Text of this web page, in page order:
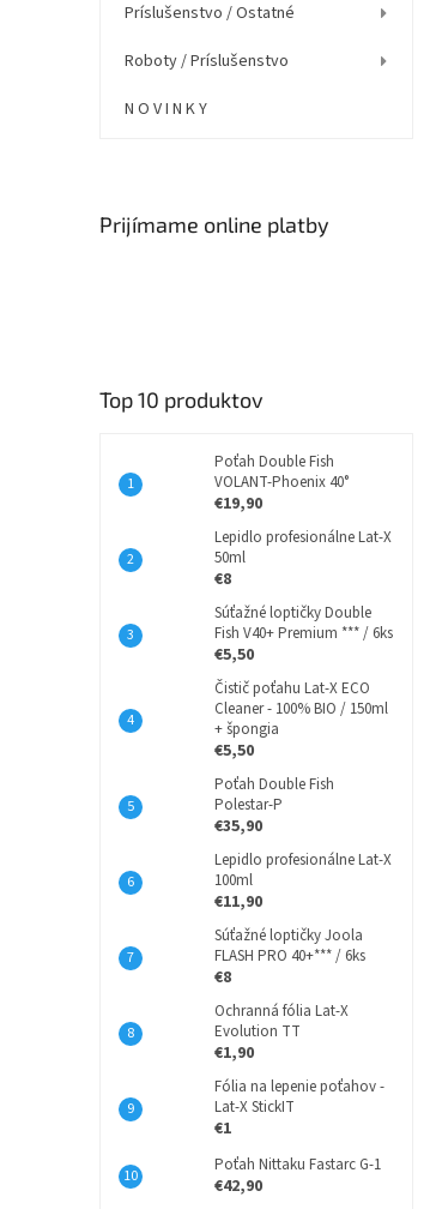
Príslušenstvo / Ostatné
Roboty / Príslušenstvo
N O V I N K Y
Prijímame online platby
Top 10 produktov
Poťah Double Fish
VOLANT-Phoenix 40°
€19,90
Lepidlo profesionálne Lat-X
50ml
€8
Súťažné loptičky Double
Fish V40+ Premium *** / 6ks
€5,50
Čistič poťahu Lat-X ECO
Cleaner - 100% BIO / 150ml
+ špongia
€5,50
Poťah Double Fish
Polestar-P
€35,90
Lepidlo profesionálne Lat-X
100ml
€11,90
Súťažné loptičky Joola
FLASH PRO 40+*** / 6ks
€8
Ochranná fólia Lat-X
Evolution TT
€1,90
Fólia na lepenie poťahov -
Lat-X StickIT
€1
Poťah Nittaku Fastarc G-1
€42,90